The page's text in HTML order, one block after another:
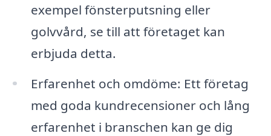
exempel fönsterputsning eller
golvvård, se till att företaget kan
erbjuda detta.
Erfarenhet och omdöme: Ett företag
med goda kundrecensioner och lång
erfarenhet i branschen kan ge dig